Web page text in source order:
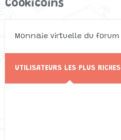
Cookicoins
Monnaie virtuelle du forum
UTILISATEURS LES PLUS RICHES